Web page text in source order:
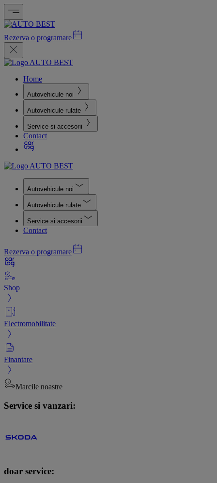
Rezerva o programare
Home
Autovehicule noi
Autovehicule rulate
Service si accesorii
Contact
Autovehicule noi
Autovehicule rulate
Service si accesorii
Contact
Rezerva o programare
Shop
Electromobilitate
Finantare
Marcile noastre
Service si vanzari:
doar service: